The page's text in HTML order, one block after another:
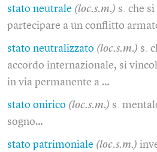
stato neutrale (loc.s.m.) s. che
partecipare a un conflitto
stato neutralizzato (loc.s.m.) s.
accordo internazionale, si
in via permanente a …
stato onirico (loc.s.m.) s.
sogno…
stato patrimoniale (loc.s.m.)